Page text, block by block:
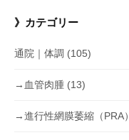
》カテゴリー
通院｜体調 (105)
→血管肉腫 (13)
→進行性網膜萎縮（PRA）